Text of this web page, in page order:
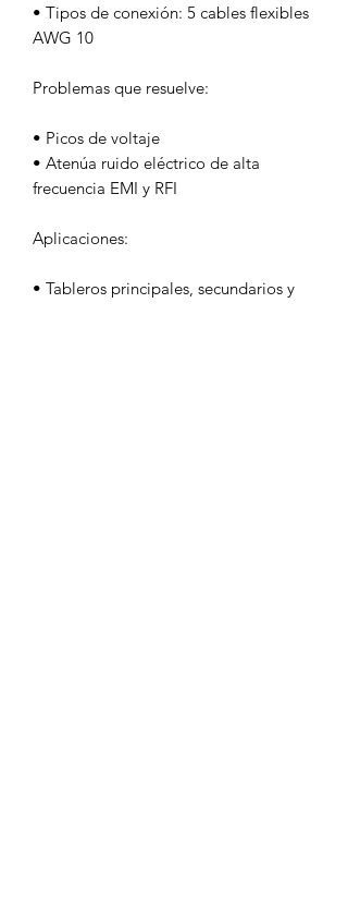
• Tipos de conexión: 5 cables flexibles
AWG 10
Problemas que resuelve:
• Picos de voltaje
• Atenúa ruido eléctrico de alta
frecuencia EMI y RFI
Aplicaciones:
• Tableros principales, secundarios y